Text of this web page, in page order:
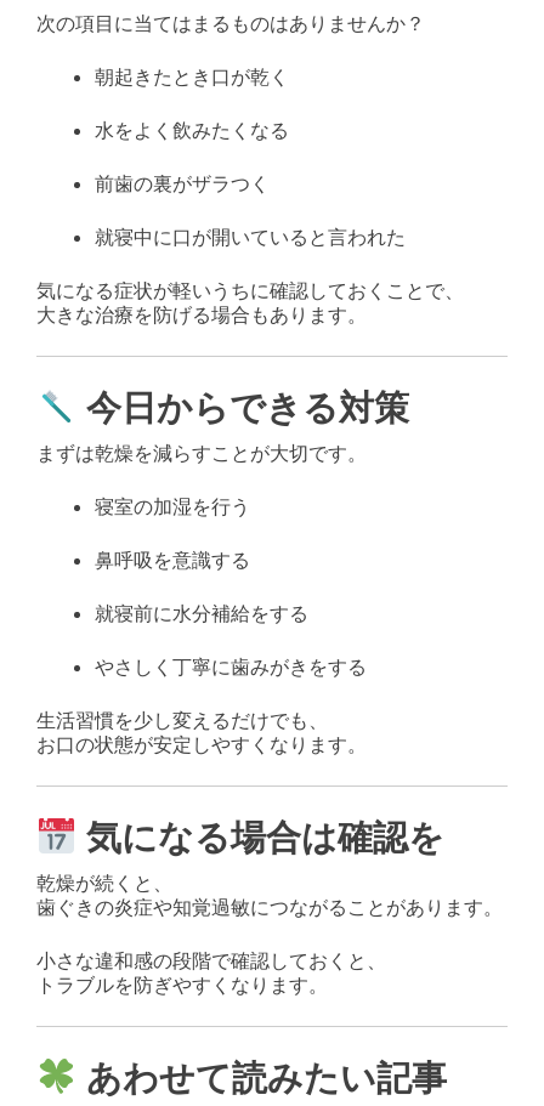
次の項目に当てはまるものはありませんか？
朝起きたとき口が乾く
水をよく飲みたくなる
前歯の裏がザラつく
就寝中に口が開いていると言われた
気になる症状が軽いうちに確認しておくことで、
大きな治療を防げる場合もあります。
今日からできる対策
まずは乾燥を減らすことが大切です。
寝室の加湿を行う
鼻呼吸を意識する
就寝前に水分補給をする
やさしく丁寧に歯みがきをする
生活習慣を少し変えるだけでも、
お口の状態が安定しやすくなります。
気になる場合は確認を
乾燥が続くと、
歯ぐきの炎症や知覚過敏につながることがあります。
小さな違和感の段階で確認しておくと、
トラブルを防ぎやすくなります。
あわせて読みたい記事